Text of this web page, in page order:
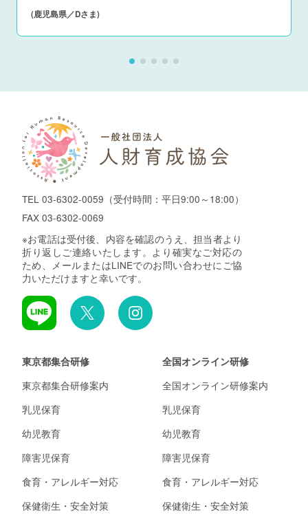
(鹿児島県／Dさま)
TEL 03-6302-0059 （受付時間：平日9:00～18:00）
FAX 03-6302-0069
※お電話は受付後、内容を確認のうえ、担当者より
折り返しご連絡いたします。より確実なご対応の
ため、メールまたはLINEでのお問い合わせにご協
力いただけますと幸いです。
東京都集合研修
東京都集合研修案内
乳児保育
幼児教育
障害児保育
食育・アレルギー対応
保健衛生・安全対策
全国オンライン研修
全国オンライン研修案内
乳児保育
幼児教育
障害児保育
食育・アレルギー対応
保健衛生・安全対策